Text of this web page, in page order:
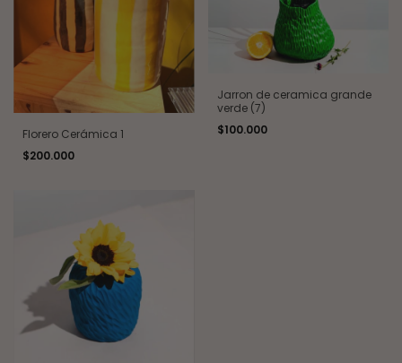
Florero Cerámica 1
$200.000
Jarron de ceramica grande
verde (7)
$100.000